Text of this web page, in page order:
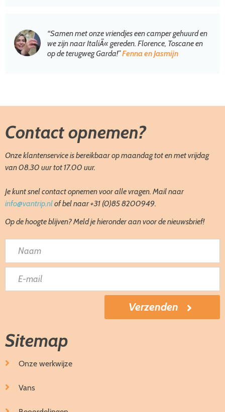
“Samen met onze vriendjes een camper gehuurd en
we zijn naar ItaliÃ« gereden. Florence, Toscane en
op de terugweg Garda!”Fenna en Jasmijn
Contact opnemen?
Onze klantenservice is bereikbaar op maandag tot en met vrijdag
van 08.30 uur tot 17.00 uur.
Je kunt snel contact opnemen voor alle vragen. Mail naar
info@vantrip.nlof bel naar +31 (0)85 8200949.
Op de hoogte blijven? Meld je hieronder aan voor de nieuwsbrief!
Sitemap
Onze werkwijze
Vans